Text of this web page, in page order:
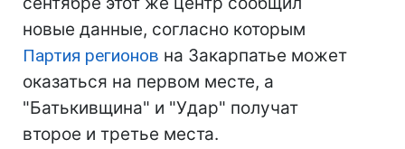
новые данные, согласно которым
Партия регионов на Закарпатье может
оказаться на первом месте, а
"Батькивщина" и "Удар" получат
второе и третье места.